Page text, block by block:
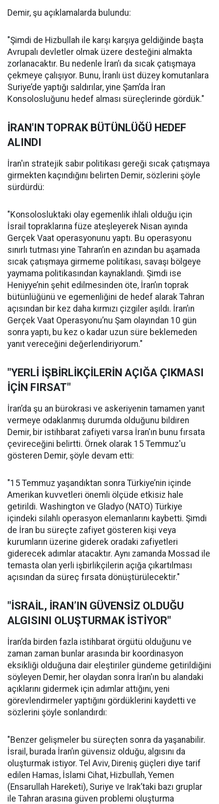
Demir, şu açıklamalarda bulundu:
"Şimdi de Hizbullah ile karşı karşıya geldiğinde başta
Avrupalı devletler olmak üzere desteğini almakta
zorlanacaktır. Bu nedenle İran’ı da sıcak çatışmaya
çekmeye çalışıyor. Bunu, İranlı üst düzey komutanlara
Suriye’de yaptığı saldırılar, yine Şam’da İran
Konsolosluğunu hedef alması süreçlerinde gördük."
İRAN'IN TOPRAK BÜTÜNLÜĞÜ HEDEF
ALINDI
İran'ın stratejik sabır politikası gereği sıcak çatışmaya
girmekten kaçındığını belirten Demir, sözlerini şöyle
sürdürdü:
"Konsolosluktaki olay egemenlik ihlali olduğu için
İsrail topraklarına füze ateşleyerek Nisan ayında
Gerçek Vaat operasyonunu yaptı. Bu operasyonu
sınırlı tutması yine Tahran’ın en azından bu aşamada
sıcak çatışmaya girmeme politikası, savaşı bölgeye
yaymama politikasından kaynaklandı. Şimdi ise
Heniyye’nin şehit edilmesinden öte, İran’ın toprak
bütünlüğünü ve egemenliğini de hedef alarak Tahran
açısından bir kez daha kırmızı çizgiler aşıldı. İran’ın
Gerçek Vaat Operasyonu’nu Şam olayından 10 gün
sonra yaptı, bu kez o kadar uzun süre beklemeden
yanıt vereceğini değerlendiriyorum."
"YERLİ İŞBİRLİKÇİLERİN AÇIĞA ÇIKMASI
İÇİN FIRSAT"
İran’da şu an bürokrasi ve askeriyenin tamamen yanıt
vermeye odaklanmış durumda olduğunu bildiren
Demir, bir istihbarat zafiyeti varsa İran'ın bunu fırsata
çevireceğini belirtti. Örnek olarak 15 Temmuz'u
gösteren Demir, şöyle devam etti:
"15 Temmuz yaşandıktan sonra Türkiye’nin içinde
Amerikan kuvvetleri önemli ölçüde etkisiz hale
getirildi. Washington ve Gladyo (NATO) Türkiye
içindeki silahlı operasyon elemanlarını kaybetti. Şimdi
de İran bu süreçte zafiyet gösteren kişi veya
kurumların üzerine giderek oradaki zafiyetleri
giderecek adımlar atacaktır. Aynı zamanda Mossad ile
temasta olan yerli işbirlikçilerin açığa çıkartılması
açısından da süreç fırsata dönüştürülecektir."
"İSRAİL, İRAN’IN GÜVENSİZ OLDUĞU
ALGISINI OLUŞTURMAK İSTİYOR"
İran’da birden fazla istihbarat örgütü olduğunu ve
zaman zaman bunlar arasında bir koordinasyon
eksikliği olduğuna dair eleştiriler gündeme getirildiğini
söyleyen Demir, her olaydan sonra İran'ın bu alandaki
açıklarını gidermek için adımlar attığını, yeni
görevlendirmeler yaptığını gördüklerini kaydetti ve
sözlerini şöyle sonlandırdı:
"Benzer gelişmeler bu süreçten sonra da yaşanabilir.
İsrail, burada İran’ın güvensiz olduğu, algısını da
oluşturmak istiyor. Tel Aviv, Direniş güçleri diye tarif
edilen Hamas, İslami Cihat, Hizbullah, Yemen
(Ensarullah Hareketi), Suriye ve Irak’taki bazı gruplar
ile Tahran arasına güven problemi oluşturma